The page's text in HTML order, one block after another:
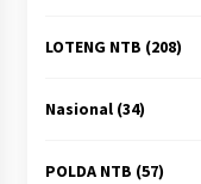
LOTENG NTB (208)
Nasional(34)
POLDA NTB (57)